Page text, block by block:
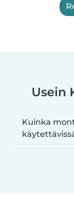
Usein
Kuinka